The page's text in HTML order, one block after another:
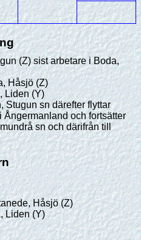
(Z) sist arbetare i Boda,
Håsjö (Z)
Liden (Y)
Stugun sn därefter flyttar
och fortsätter
sn och därifrån till
Håsjö (Z)
Liden (Y)